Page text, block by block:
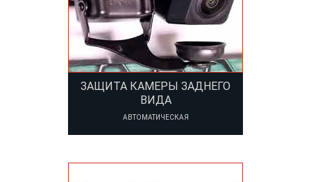
ЗАЩИТА КАМЕРЫ ЗАДНЕГО
ВИДА
АВТОМАТИЧЕСКАЯ